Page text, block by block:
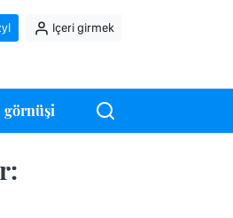
Içeri girmek
görnüşi